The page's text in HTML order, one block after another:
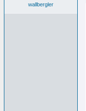
wallbergler